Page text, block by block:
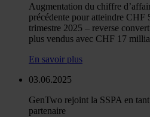
Augmentation du chiffre
précédente pour atteindre CHF
trimestre 2025 – reverse
plus vendus avec CHF 17
En savoir plus
03.06.2025
GenTwo rejoint la SSPA en
partenaire